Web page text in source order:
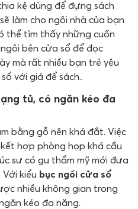
kệ dùng để đựng sách
làm cho ngôi nhà của bạn
thể tìm thấy những cuốn
bên cửa sổ để đọc
mà rất nhiều bạn trẻ yêu
với giá để sách..
tủ, có ngăn kéo đa
bằng gỗ nên khá đắt. Việc
hợp phòng họp khá cầu
sư có gu thẩm mỹ mới đưa
kiểu bục ngồi cửa sổ
nhiều không gian trong
kéo đa năng.